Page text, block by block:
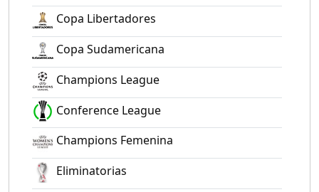
Copa Libertadores
Copa Sudamericana
Champions League
Conference League
Champions Femenina
Eliminatorias